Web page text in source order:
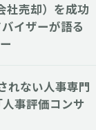
社売却）を成功
イザーが語る
れない人事専門
事評価コンサ